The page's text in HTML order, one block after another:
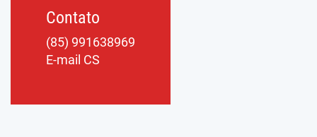
Contato
(85) 991638969
E-mail CS